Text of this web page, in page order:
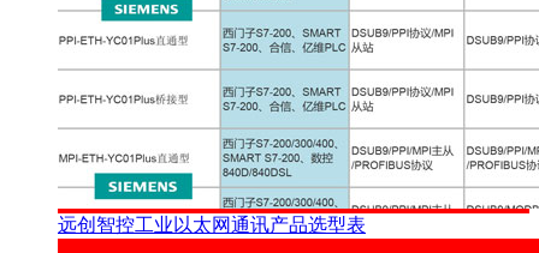
远创智控工业以太网通讯产品选型表